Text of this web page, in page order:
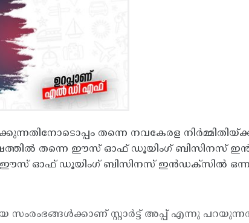
തന്നെ നവകേരള
തന്നെ ഈസ് ഓഫ് ഡൂയിംഗ് ബിസിനസ്
ഈസ് ഓഫ് ഡൂയിംഗ് ബിസിനസ് ഇന്‍ഡക്സില്‍
സ്റ്റാര്‍ട്ട് അപ്പ് എന്നു